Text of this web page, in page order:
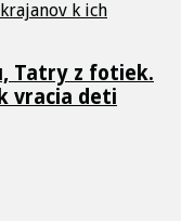
Tatry z fotiek.
vracia deti